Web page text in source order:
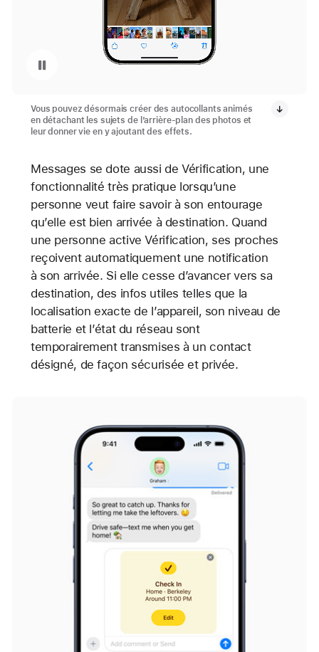
Mettre en pause la vidéo : Autocollants animés affichés sur iPhone 15 Pro
Vous pouvez désormais créer des autocollants animés
en détachant les sujets de l’arrière-plan des photos et
leur donner vie en y ajoutant des effets.
Messages se dote aussi de Vérification, une
fonctionnalité très pratique lorsqu’une
personne veut faire savoir à son entourage
qu’elle est bien arrivée à destination. Quand
une personne active Vérification, ses proches
reçoivent automatiquement une notification
à son arrivée. Si elle cesse d’avancer vers sa
destination, des infos utiles telles que la
localisation exacte de l’appareil, son niveau de
batterie et l’état du réseau sont
temporairement transmises à un contact
désigné, de façon sécurisée et privée.